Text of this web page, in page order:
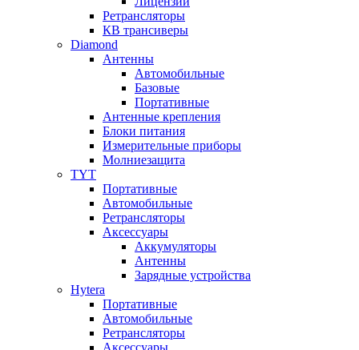
Ретрансляторы
КВ трансиверы
Diamond
Антенны
Автомобильные
Базовые
Портативные
Антенные крепления
Блоки питания
Измерительные приборы
Молниезащита
TYT
Портативные
Автомобильные
Ретрансляторы
Аксессуары
Аккумуляторы
Антенны
Зарядные устройства
Hytera
Портативные
Автомобильные
Ретрансляторы
Аксессуары